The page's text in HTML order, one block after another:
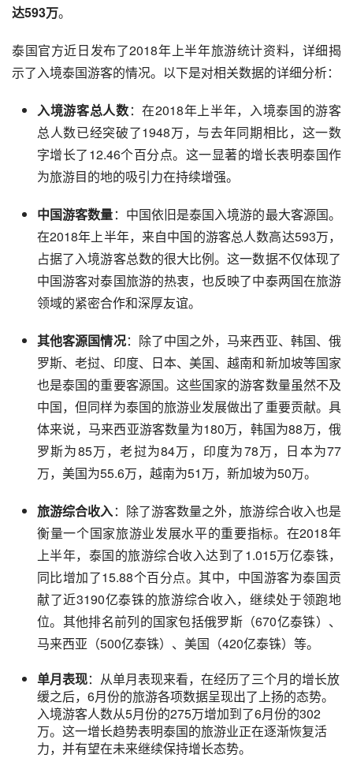
达593万。
泰国官方近日发布了2018年上半年旅游统计资料，详细揭
示了入境泰国游客的情况。以下是对相关数据的详细分析：
入境游客总人数：在2018年上半年，入境泰国的游客
总人数已经突破了1948万，与去年同期相比，这一数
字增长了12.46个百分点。这一显著的增长表明泰国作
为旅游目的地的吸引力在持续增强。
中国游客数量：中国依旧是泰国入境游的最大客源国。
在2018年上半年，来自中国的游客总人数高达593万，
占据了入境游客总数的很大比例。这一数据不仅体现了
中国游客对泰国旅游的热衷，也反映了中泰两国在旅游
领域的紧密合作和深厚友谊。
其他客源国情况：除了中国之外，马来西亚、韩国、俄
罗斯、老挝、印度、日本、美国、越南和新加坡等国家
也是泰国的重要客源国。这些国家的游客数量虽然不及
中国，但同样为泰国的旅游业发展做出了重要贡献。具
体来说，马来西亚游客数量为180万，韩国为88万，俄
罗斯为85万，老挝为84万，印度为78万，日本为77
万，美国为55.6万，越南为51万，新加坡为50万。
旅游综合收入：除了游客数量之外，旅游综合收入也是
衡量一个国家旅游业发展水平的重要指标。在2018年
上半年，泰国的旅游综合收入达到了1.015万亿泰铢，
同比增加了15.88个百分点。其中，中国游客为泰国贡
献了近3190亿泰铢的旅游综合收入，继续处于领跑地
位。其他排名前列的国家包括俄罗斯（670亿泰铢）、
马来西亚（500亿泰铢）、美国（420亿泰铢）等。
单月表现：从单月表现来看，在经历了三个月的增长放
缓之后，6月份的旅游各项数据呈现出了上扬的态势。
入境游客人数从5月份的275万增加到了6月份的302
万。这一增长趋势表明泰国的旅游业正在逐渐恢复活
力，并有望在未来继续保持增长态势。